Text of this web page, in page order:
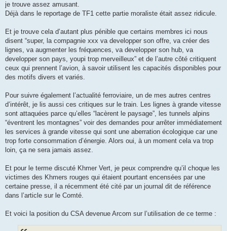
je trouve assez amusant.
Déjà dans le reportage de TF1 cette partie moraliste était assez ridicule.
Et je trouve cela d’autant plus pénible que certains membres ici nous
disent “super, la compagnie xxx va developper son offre, va créer des
lignes, va augmenter les fréquences, va developper son hub, va
developper son pays, youpi trop merveilleux” et de l’autre côté critiquent
ceux qui prennent l’avion, à savoir utilisent les capacités disponibles pour
des motifs divers et variés.
Pour suivre également l’actualité ferroviaire, un de mes autres centres
d’intérêt, je lis aussi ces critiques sur le train. Les lignes à grande vitesse
sont attaquées parce qu’elles “lacèrent le paysage”, les tunnels alpins
“éventrent les montagnes” voir des demandes pour arrêter immédiatement
les services à grande vitesse qui sont une aberration écologique car une
trop forte consommation d’énergie. Alors oui, à un moment cela va trop
loin, ça ne sera jamais assez.
Et pour le terme discuté Khmer Vert, je peux comprendre qu’il choque les
victimes des Khmers rouges qui étaient pourtant encensées par une
certaine presse, il a récemment été cité par un journal dit de référence
dans l’article sur le Comté.
Et voici la position du CSA devenue Arcom sur l’utilisation de ce terme :